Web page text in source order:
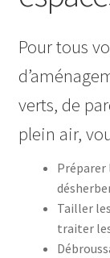
Pour tous
verts, de
plein air,
Préparer
Tailler
traiter